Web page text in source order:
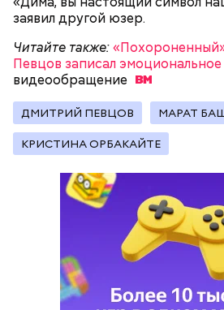
заявил другой юзер.
Читайте также:
Певцов записал эмоциональное
видеообращение
ДМИТРИЙ ПЕВЦОВ МАРАТ
КРИСТИНА ОРБАКАЙТЕ
Как рассказывает Житие,
городке Патаре. С детства
Как гласит предание, совершая
Иерусалим, Николай
отчаявшихся путников
разбушевавшееся море.
Понадобятся: